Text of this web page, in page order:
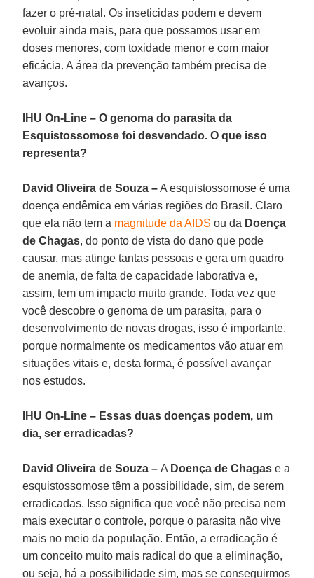
fazer o pré-natal. Os inseticidas podem e devem
evoluir ainda mais, para que possamos usar em
doses menores, com toxidade menor e com maior
eficácia. A área da prevenção também precisa de
avanços.
IHU On-Line – O genoma do parasita da
Esquistossomose foi desvendado. O que isso
representa?
David Oliveira de Souza –A esquistossomose é uma
doença endêmica em várias regiões do Brasil. Claro
que ela não tem a magnitude da AIDSou da Doença
de Chagas, do ponto de vista do dano que pode
causar, mas atinge tantas pessoas e gera um quadro
de anemia, de falta de capacidade laborativa e,
assim, tem um impacto muito grande. Toda vez que
você descobre o genoma de um parasita, para o
desenvolvimento de novas drogas, isso é importante,
porque normalmente os medicamentos vão atuar em
situações vitais e, desta forma, é possível avançar
nos estudos.
IHU On-Line – Essas duas doenças podem, um
dia, ser erradicadas?
David Oliveira de Souza –A Doença de Chagas e a
esquistossomose têm a possibilidade, sim, de serem
erradicadas. Isso significa que você não precisa nem
mais executar o controle, porque o parasita não vive
mais no meio da população. Então, a erradicação é
um conceito muito mais radical do que a eliminação,
ou seja, há a possibilidade sim, mas se conseguirmos